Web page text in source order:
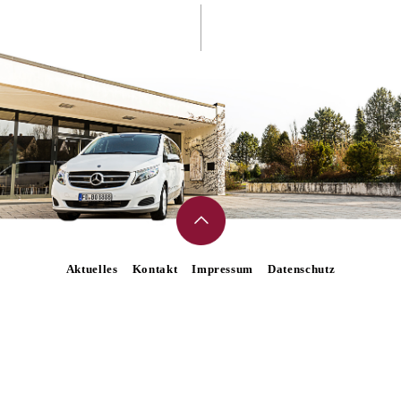
Aktuelles Kontakt Impressum Datenschutz